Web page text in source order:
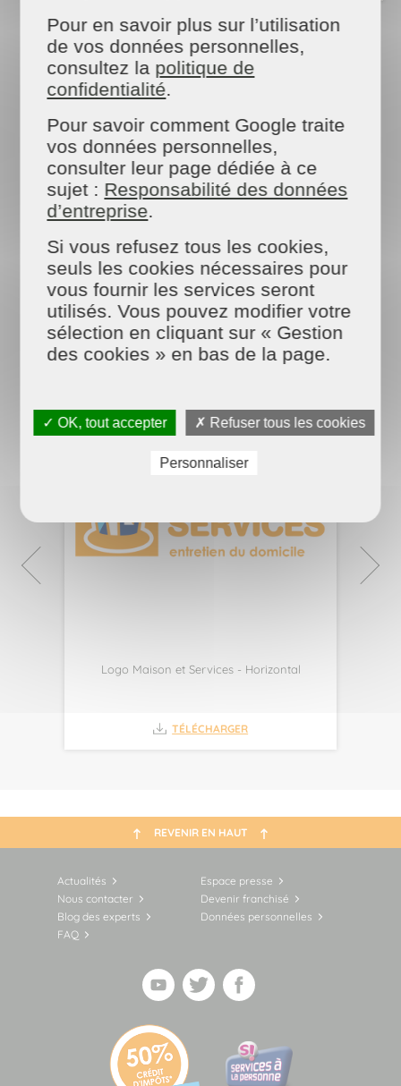
Provence-Alpes-Côte d'Azur
1er jobdating national, 950 postes en CDI à
pourvoir
27/09/2018 - Communiqué de Presse
Photographies et vidéos
Logo Maison et Services - Horizontal
TÉLÉCHARGER
REVENIR EN HAUT
Actualités
Espace presse
Nous contacter
Devenir franchisé
Blog des experts
Données personnelles
FAQ
Pour en savoir plus sur l’utilisation
de vos données personnelles,
consultez la politique de
confidentialité.
Pour savoir comment Google traite
vos données personnelles,
consulter leur page dédiée à ce
sujet : Responsabilité des données
d’entreprise.
Si vous refusez tous les cookies,
seuls les cookies nécessaires pour
vous fournir les services seront
utilisés. Vous pouvez modifier votre
sélection en cliquant sur « Gestion
des cookies » en bas de la page.
✓ OK, tout accepter ✗ Refuser tous les cookies
Personnaliser